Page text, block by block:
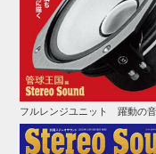
フルレンジユニット 躍動の音